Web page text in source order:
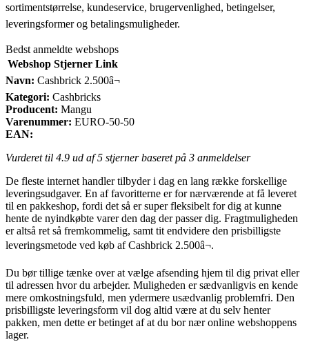
sortimentstørrelse, kundeservice, brugervenlighed, betingelser,
leveringsformer og betalingsmuligheder.
Bedst anmeldte webshops
Webshop Stjerner Link
Navn: Cashbrick 2.500â¬
Kategori: Cashbricks
Producent: Mangu
Varenummer: EURO-50-50
EAN:
Vurderet til 4.9 ud af 5 stjerner baseret på 3 anmeldelser
De fleste internet handler tilbyder i dag en lang række forskellige
leveringsudgaver. En af favoritterne er for nærværende at få leveret
til en pakkeshop, fordi det så er super fleksibelt for dig at kunne
hente de nyindkøbte varer den dag der passer dig. Fragtmuligheden
er altså ret så fremkommelig, samt tit endvidere den prisbilligste
leveringsmetode ved køb af Cashbrick 2.500â¬.
Du bør tillige tænke over at vælge afsending hjem til dig privat eller
til adressen hvor du arbejder. Muligheden er sædvanligvis en kende
mere omkostningsfuld, men ydermere usædvanlig problemfri. Den
prisbilligste leveringsform vil dog altid være at du selv henter
pakken, men dette er betinget af at du bor nær online webshoppens
lager.